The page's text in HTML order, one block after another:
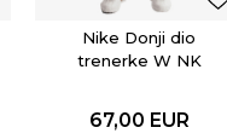
Nike Donji dio
trenerke W NK
67,00 EUR